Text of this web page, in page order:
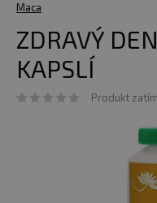
Maca
ZDRAVÝ
KAPSLÍ
Produkt